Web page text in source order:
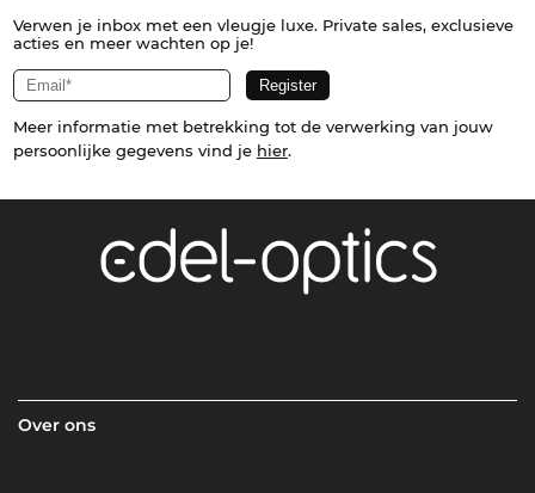
Verwen je inbox met een vleugje luxe. Private sales, exclusieve
acties en meer wachten op je!
Meer informatie met betrekking tot de verwerking van jouw
persoonlijke gegevens vind je hier.
Over ons